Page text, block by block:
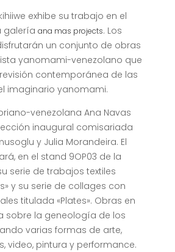
exhibe su trabajo en el
galería ana mas projects. Los
un conjunto de obras
yanomami-venezolano que
contemporánea de las
imaginario yanomami.
venezolana Ana Navas
inaugural comisariada
y Julia Morandeira. El
en el stand 9OP03 de la
serie de trabajos textiles
y su serie de collages con
titulada «Plates». Obras en
sobre la geneología de los
varias formas de arte,
video, pintura y performance.